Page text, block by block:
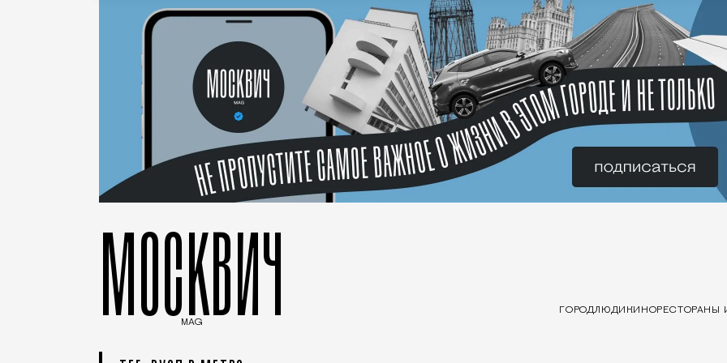
МОСКВИЧ
MAG
ГОРОДЛЮДИ КИНОРЕСТОРАНЫ